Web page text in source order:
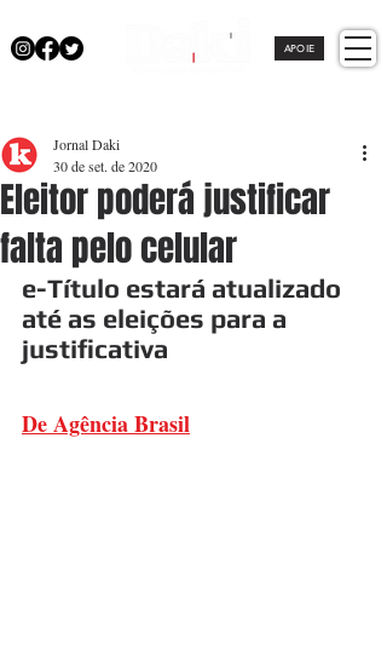
APOIE
Eleitor poderá justificar
falta pelo celular
Jornal Daki
30 de set. de 2020
e-Título estará atualizado
até as eleições para a
justificativa
De Agência Brasil